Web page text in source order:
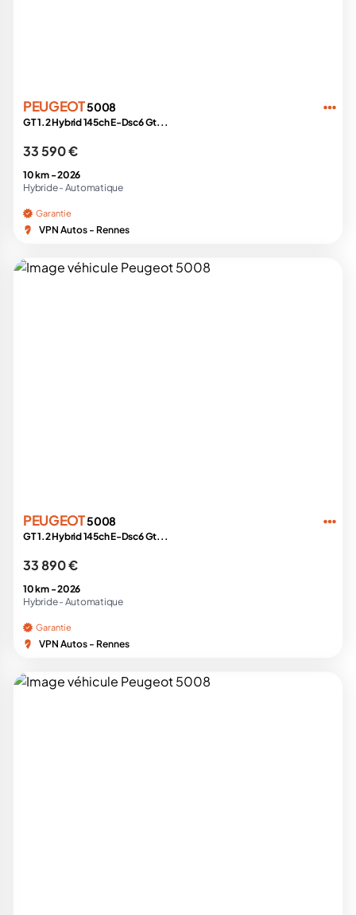
PEUGEOT5008
GT 1.2 Hybrid 145ch E-Dsc6 Gt...
33 590 €
10 km -2026
Hybride - Automatique
Garantie
VPN Autos - Rennes
PEUGEOT5008
GT 1.2 Hybrid 145ch E-Dsc6 Gt...
33 890 €
10 km -2026
Hybride - Automatique
Garantie
VPN Autos - Rennes